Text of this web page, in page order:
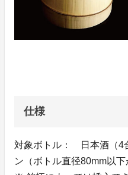
仕様
対象ボトル： 日本酒（4
ン（ボトル直径80mm以下